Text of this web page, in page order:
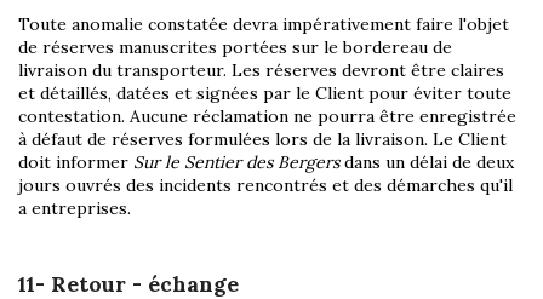
Toute anomalie constatée devra impérativement faire l'objet
de réserves manuscrites portées sur le bordereau de
livraison du transporteur. Les réserves devront être claires
et détaillés, datées et signées par le Client pour éviter toute
contestation. Aucune réclamation ne pourra être enregistrée
à défaut de réserves formulées lors de la livraison. Le Client
doit informer Sur le Sentier des Bergersdans un délai de deux
jours ouvrés des incidents rencontrés et des démarches qu'il
a entreprises.
11- Retour - échange